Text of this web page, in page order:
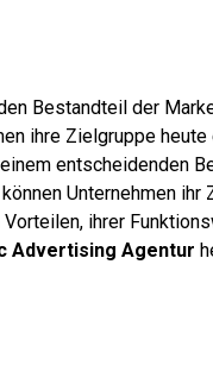
Bestandteil der
ihre Zielgruppe
entscheidenden
Unternehmen
ihrer
Advertising Agentur